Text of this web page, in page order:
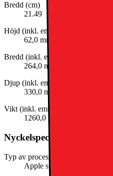
Bredd (cm)
21.49
Höjd (inkl. emballage)
62,0 mm
Bredd (inkl. emballage)
264,0 mm
Djup (inkl. emballage)
330,0 mm
Vikt (inkl. emballage)
1260,0 g
Nyckelspecifikation
Typ av processor
Apple silicon